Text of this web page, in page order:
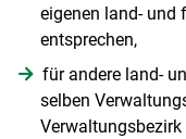
eigenen land- und
entsprechen,
für andere land-
selben
Verwaltungsbezirk